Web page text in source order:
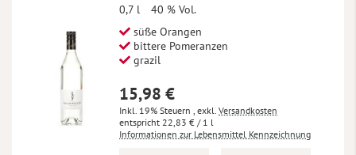
0,7 l
40 % Vol.
süße Orangen
bittere Pomeranzen
grazil
15,98 €
Inkl. 19% Steuern , exkl. Versandkosten
22,83 € / 1 l
Informationen zur Lebensmittel Kennzeichnung